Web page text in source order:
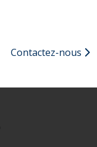
Contactez-nous